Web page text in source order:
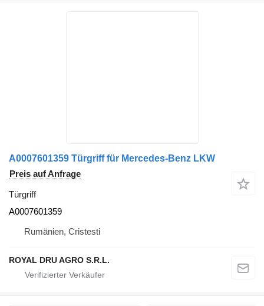
A0007601359 Türgriff für Mercedes-Benz LKW
Preis auf Anfrage
Türgriff
A0007601359
Rumänien, Cristesti
ROYAL DRU AGRO S.R.L.